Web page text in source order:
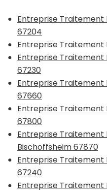
Entreprise Traitement
67204
Entreprise Traitement
Entreprise Traitement
67230
Entreprise Traitement
67660
Entreprise Traitement
67800
Entreprise Traitement
Bischoffsheim 67870
Entreprise Traitement
67240
Entreprise Traitement